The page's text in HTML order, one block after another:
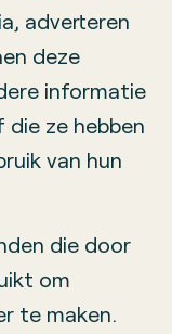
adverteren
deze
informatie
ze hebben
van hun
die door
om
te maken.